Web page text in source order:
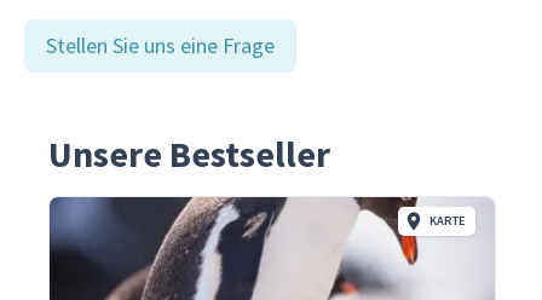
Stellen Sie uns eine Frage
Unsere Bestseller
KARTE